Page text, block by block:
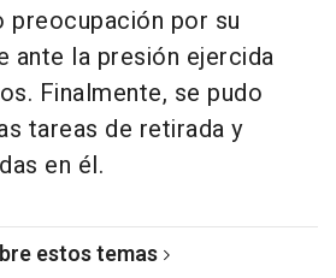
preocupación por su
ante la presión ejercida
Finalmente, se pudo
tareas de retirada y
en él.
estos temas